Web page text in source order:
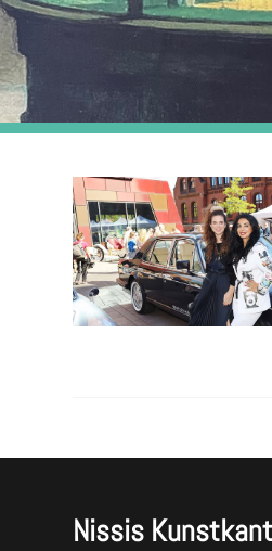
Nissis